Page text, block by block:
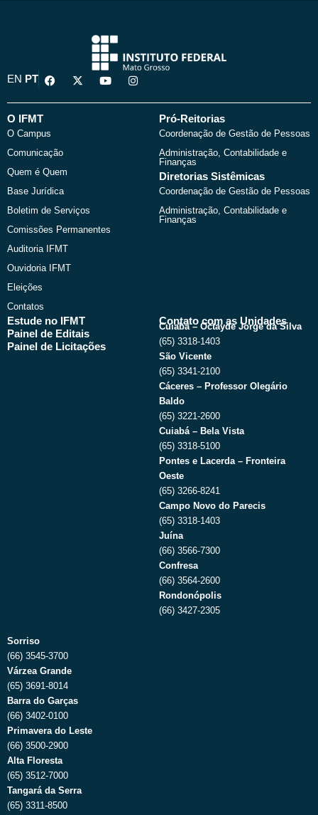
EN PT
F
a
e
o
k
X
-
w
Y
o
t
I
n
t
O IFMT
O Campus
Comunicação
Quem é Quem
Base Jurídica
Boletim de Serviços
Comissões Permanentes
Auditoria IFMT
Ouvidoria IFMT
Eleições
Contatos
Pró-Reitorias
Coordenação de Gestão de Pessoas
Administração, Contabilidade e
Finanças
Diretorias Sistêmicas
Coordenação de Gestão de Pessoas
Administração, Contabilidade e
Finanças
Estude no IFMT
Painel de Editais
Painel de Licitações
Contato com as Unidades
Cuiabá – Octayde Jorge da Silva
(65) 3318-1403
São Vicente
(65) 3341-2100
Cáceres – Professor Olegário
Baldo
(65) 3221-2600
Cuiabá – Bela Vista
(65) 3318-5100
Pontes e Lacerda – Fronteira
Oeste
(65) 3266-8241
Campo Novo do Parecis
(65) 3318-1403
Juína
(66) 3566-7300
Confresa
(66) 3564-2600
Rondonópolis
(66) 3427-2305
Sorriso
(66) 3545-3700
Várzea Grande
(65) 3691-8014
Barra do Garças
(66) 3402-0100
Primavera do Leste
(66) 3500-2900
Alta Floresta
(65) 3512-7000
Tangará da Serra
(65) 3311-8500